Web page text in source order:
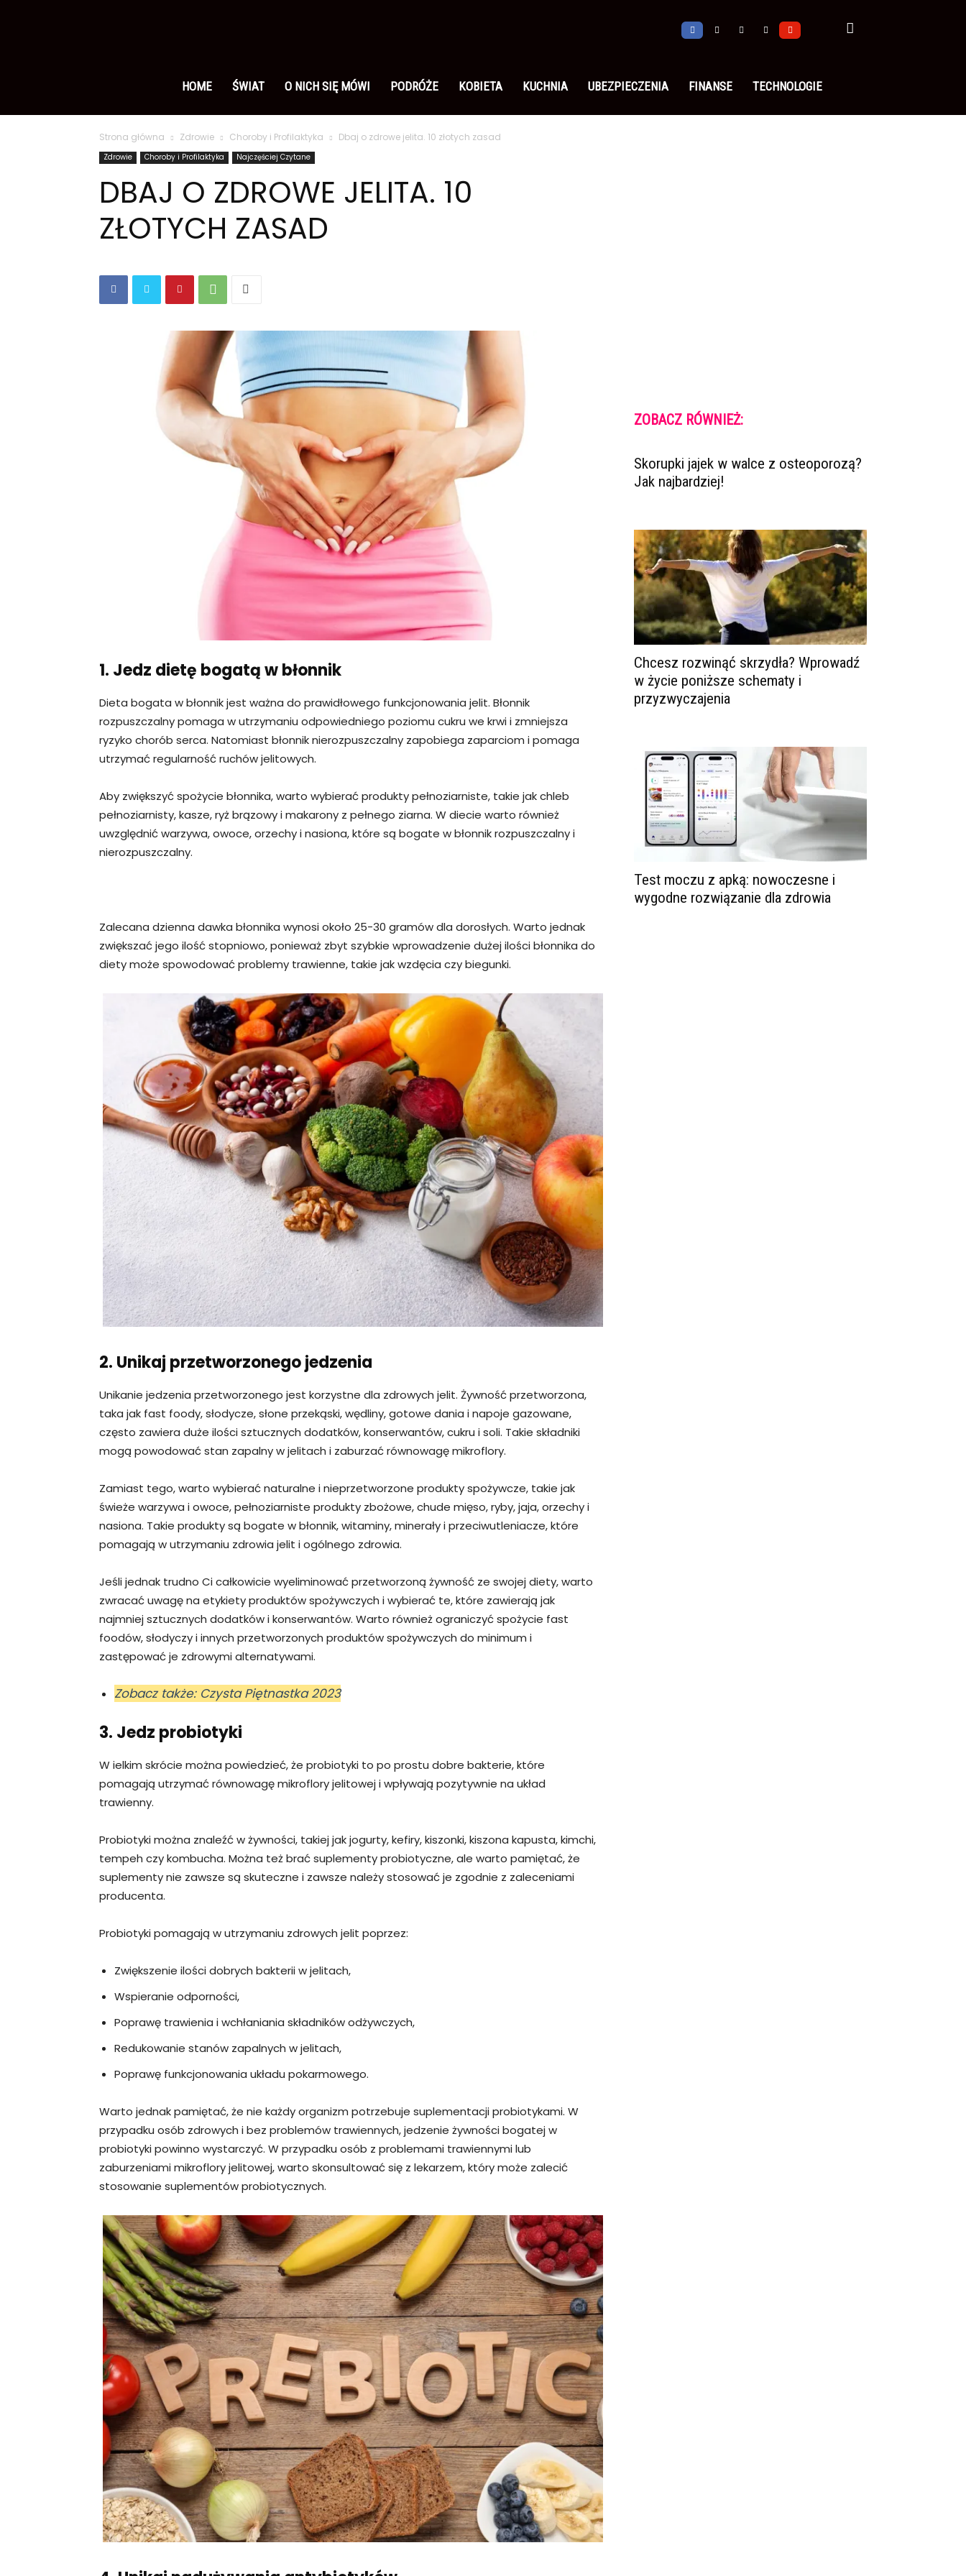
polsku
HOME ŚWIAT O NICH SIĘ MÓWI PODRÓŻE KOBIETA KUCHNIA UBEZPIECZENIA FINANSE TECHNOLOGIE
Strona główna Zdrowie Choroby i Profilaktyka Dbaj o zdrowe jelita. 10 złotych zasad
Zdrowie Choroby i Profilaktyka Najczęściej Czytane
DBAJ O ZDROWE JELITA. 10
ZŁOTYCH ZASAD
1. Jedz dietę bogatą w błonnik
Dieta bogata w błonnik jest ważna do prawidłowego funkcjonowania jelit. Błonnik
rozpuszczalny pomaga w utrzymaniu odpowiedniego poziomu cukru we krwi i zmniejsza
ryzyko chorób serca. Natomiast błonnik nierozpuszczalny zapobiega zaparciom i pomaga
utrzymać regularność ruchów jelitowych.
Aby zwiększyć spożycie błonnika, warto wybierać produkty pełnoziarniste, takie jak chleb
pełnoziarnisty, kasze, ryż brązowy i makarony z pełnego ziarna. W diecie warto również
uwzględnić warzywa, owoce, orzechy i nasiona, które są bogate w błonnik rozpuszczalny i
nierozpuszczalny.
Zalecana dzienna dawka błonnika wynosi około 25-30 gramów dla dorosłych. Warto jednak
zwiększać jego ilość stopniowo, ponieważ zbyt szybkie wprowadzenie dużej ilości błonnika do
diety może spowodować problemy trawienne, takie jak wzdęcia czy biegunki.
2. Unikaj przetworzonego jedzenia
Unikanie jedzenia przetworzonego jest korzystne dla zdrowych jelit. Żywność przetworzona,
taka jak fast foody, słodycze, słone przekąski, wędliny, gotowe dania i napoje gazowane,
często zawiera duże ilości sztucznych dodatków, konserwantów, cukru i soli. Takie składniki
mogą powodować stan zapalny w jelitach i zaburzać równowagę mikroflory.
Zamiast tego, warto wybierać naturalne i nieprzetworzone produkty spożywcze, takie jak
świeże warzywa i owoce, pełnoziarniste produkty zbożowe, chude mięso, ryby, jaja, orzechy i
nasiona. Takie produkty są bogate w błonnik, witaminy, minerały i przeciwutleniacze, które
pomagają w utrzymaniu zdrowia jelit i ogólnego zdrowia.
Jeśli jednak trudno Ci całkowicie wyeliminować przetworzoną żywność ze swojej diety, warto
zwracać uwagę na etykiety produktów spożywczych i wybierać te, które zawierają jak
najmniej sztucznych dodatków i konserwantów. Warto również ograniczyć spożycie fast
foodów, słodyczy i innych przetworzonych produktów spożywczych do minimum i
zastępować je zdrowymi alternatywami.
Zobacz także: Czysta Piętnastka 2023
3. Jedz probiotyki
W ielkim skrócie można powiedzieć, że probiotyki to po prostu dobre bakterie, które
pomagają utrzymać równowagę mikroflory jelitowej i wpływają pozytywnie na układ
trawienny.
Probiotyki można znaleźć w żywności, takiej jak jogurty, kefiry, kiszonki, kiszona kapusta, kimchi,
tempeh czy kombucha. Można też brać suplementy probiotyczne, ale warto pamiętać, że
suplementy nie zawsze są skuteczne i zawsze należy stosować je zgodnie z zaleceniami
producenta.
Probiotyki pomagają w utrzymaniu zdrowych jelit poprzez:
Zwiększenie ilości dobrych bakterii w jelitach,
Wspieranie odporności,
Poprawę trawienia i wchłaniania składników odżywczych,
Redukowanie stanów zapalnych w jelitach,
Poprawę funkcjonowania układu pokarmowego.
Warto jednak pamiętać, że nie każdy organizm potrzebuje suplementacji probiotykami. W
przypadku osób zdrowych i bez problemów trawiennych, jedzenie żywności bogatej w
probiotyki powinno wystarczyć. W przypadku osób z problemami trawiennymi lub
zaburzeniami mikroflory jelitowej, warto skonsultować się z lekarzem, który może zalecić
stosowanie suplementów probiotycznych.
ZOBACZ RÓWNIEŻ:
Skorupki jajek w walce z osteoporozą?
Jak najbardziej!
Chcesz rozwinąć skrzydła? Wprowadź
w życie poniższe schematy i
przyzwyczajenia
Test moczu z apką: nowoczesne i
wygodne rozwiązanie dla zdrowia